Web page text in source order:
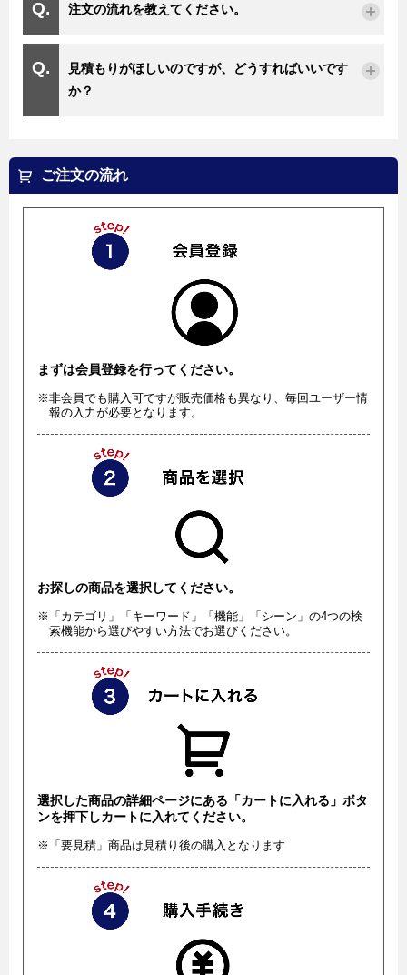
注文の流れを教えてください。
見積もりがほしいのですが、どうすればいいです
か？
ご注文の流れ
まずは会員登録を行ってください。
※非会員でも購入可ですが販売価格も異なり、毎回ユーザー情
報の入力が必要となります。
お探しの商品を選択してください。
※「カテゴリ」「キーワード」「機能」「シーン」の4つの検
索機能から選びやすい方法でお選びください。
選択した商品の詳細ページにある「カートに入れる」ボタ
ンを押下しカートに入れてください。
※「要見積」商品は見積り後の購入となります